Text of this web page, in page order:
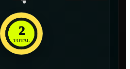
2
TOTAL